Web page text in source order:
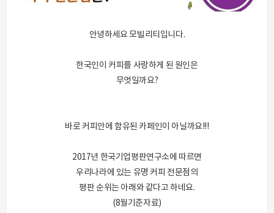
안녕하세요 모빌리티입니다.
한국인이 커피를 사랑하게 된 원인은
무엇일까요?
바로 커피안에 함유된 카페인이 아닐까요!!!
2017년 한국기업평판연구소에 따르면
우리나라에 있는 유명 커피 전문점의
평판 순위는 아래와 같다고 하네요.
(8월기준자료)